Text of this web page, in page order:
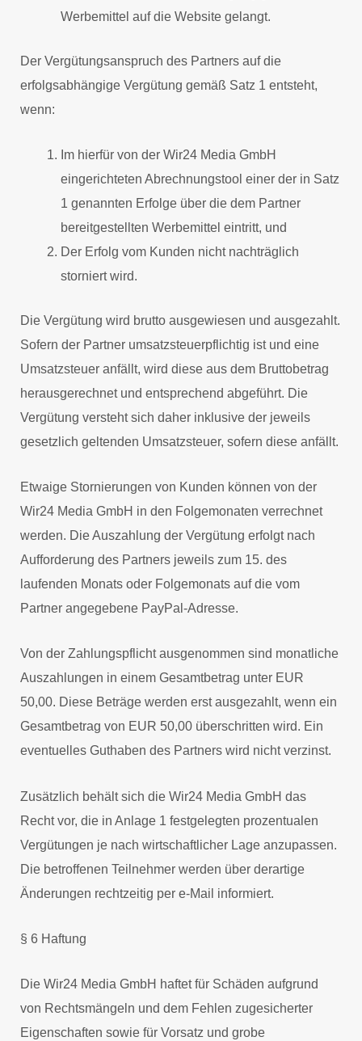
Werbemittel auf die Website gelangt.
Der Vergütungsanspruch des Partners auf die
erfolgsabhängige Vergütung gemäß Satz 1 entsteht,
wenn:
Im hierfür von der Wir24 Media GmbH
eingerichteten Abrechnungstool einer der in Satz
1 genannten Erfolge über die dem Partner
bereitgestellten Werbemittel eintritt, und
Der Erfolg vom Kunden nicht nachträglich
storniert wird.
Die Vergütung wird brutto ausgewiesen und ausgezahlt.
Sofern der Partner umsatzsteuerpflichtig ist und eine
Umsatzsteuer anfällt, wird diese aus dem Bruttobetrag
herausgerechnet und entsprechend abgeführt. Die
Vergütung versteht sich daher inklusive der jeweils
gesetzlich geltenden Umsatzsteuer, sofern diese anfällt.
Etwaige Stornierungen von Kunden können von der
Wir24 Media GmbH in den Folgemonaten verrechnet
werden. Die Auszahlung der Vergütung erfolgt nach
Aufforderung des Partners jeweils zum 15. des
laufenden Monats oder Folgemonats auf die vom
Partner angegebene PayPal-Adresse.
Von der Zahlungspflicht ausgenommen sind monatliche
Auszahlungen in einem Gesamtbetrag unter EUR
50,00. Diese Beträge werden erst ausgezahlt, wenn ein
Gesamtbetrag von EUR 50,00 überschritten wird. Ein
eventuelles Guthaben des Partners wird nicht verzinst.
Zusätzlich behält sich die Wir24 Media GmbH das
Recht vor, die in Anlage 1 festgelegten prozentualen
Vergütungen je nach wirtschaftlicher Lage anzupassen.
Die betroffenen Teilnehmer werden über derartige
Änderungen rechtzeitig per e-Mail informiert.
§ 6 Haftung
Die Wir24 Media GmbH haftet für Schäden aufgrund
von Rechtsmängeln und dem Fehlen zugesicherter
Eigenschaften sowie für Vorsatz und grobe